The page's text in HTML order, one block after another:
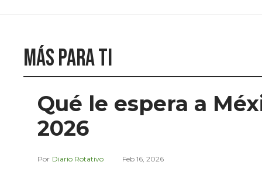
Más para ti
Qué le espera a
2026
Diario Rotativo Feb 16, 2026